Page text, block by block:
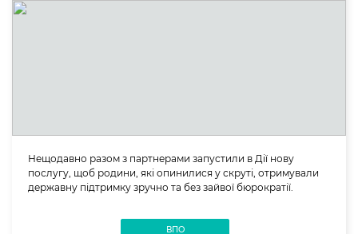
Нещодавно разом з партнерами запустили в Дії нову
послугу, щоб родини, які опинилися у скруті, отримували
державну підтримку зручно та без зайвої бюрократії.
ВПО